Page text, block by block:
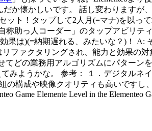
か懐かしいです。 話し変わりますが
ト！タップして2人月(=マナ)を以っ
称助っ人コーダー」のタップアビリテ
果は)(=納期遅れる、みたいな？)！ A:
ファクタリングされ、能力と効果の対
どの業務用アルゴリズムにパターン
みようかな。 参考： １．デジタルネ
の構成や映像クオリティも高いですし
Game Elemente Level in the Elementeo